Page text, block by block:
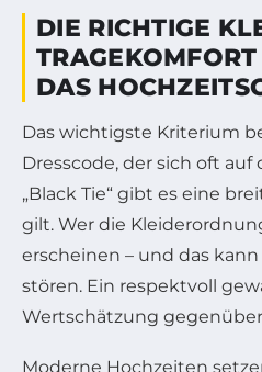
DIE RICHTIGE
DAS
Das wichtigste Kriterium
Dresscode, der sich oft auf
„Black Tie“ gibt es eine
gilt. Wer die
erscheinen – und das
stören. Ein respektvoll
Wertschätzung
Moderne Hochzeiten